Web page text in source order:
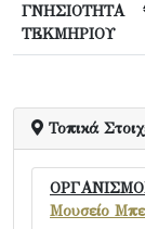
ΓΝΗΣΙΟΤΗΤΑ
ΤΕΚΜΗΡΙΟΥ
Τοπικά
Μουσείο